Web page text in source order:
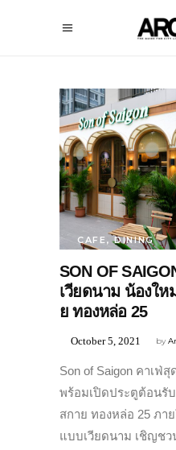
CAFE ,DINING
SON OF
เวียดนาม น้องใ
ย ทองหล่อ 25
by
October 5, 2021
Son of Saigon คาเฟ่
พร้อมเปิดประตูต้อนรั
สกาย ทองหล่อ 25 ภา
แบบเวียดนาม เชิญช